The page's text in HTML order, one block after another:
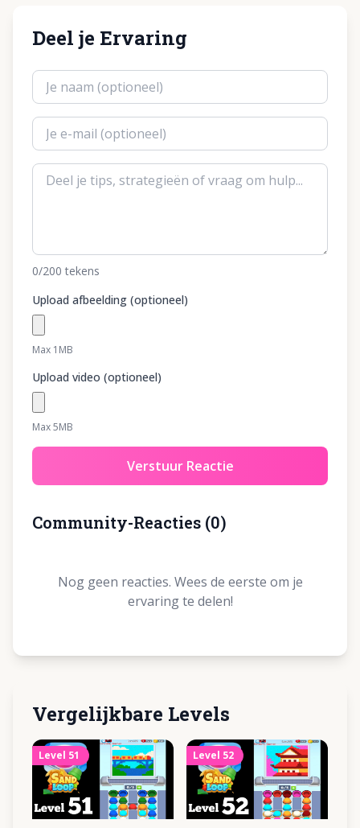
Deel je Ervaring
0/200 tekens
Upload afbeelding (optioneel)
Max 1MB
Upload video (optioneel)
Max 5MB
Verstuur Reactie
Community-Reacties (0)
Nog geen reacties. Wees de eerste om je
ervaring te delen!
Vergelijkbare Levels
Level 51 Level 52